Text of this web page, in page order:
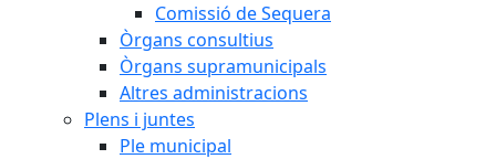
Comissió de Sequera
Òrgans consultius
Òrgans supramunicipals
Altres administracions
Plens i juntes
Ple municipal